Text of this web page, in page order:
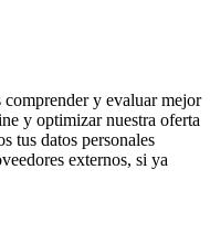
y evaluar mejor
y optimizar nuestra oferta
tus datos personales
externos, si ya